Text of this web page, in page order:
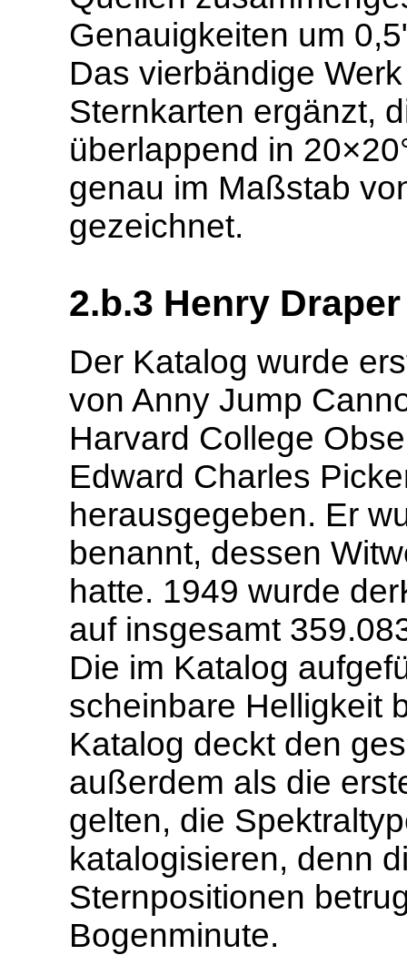
Genauigkeiten um
Das vierbändige
Sternkarten ergänzt,
überlappend in
genau im Maßstab
gezeichnet.
2.b.3 Henry
Der Katalog wurde
von Anny Jump
Harvard College
Edward Charles
herausgegeben. Er
benannt, dessen
hatte. 1949 wurde
auf insgesamt
Die im Katalog
scheinbare Helligkeit
Katalog deckt den
außerdem als die
gelten, die
katalogisieren, denn
Sternpositionen
Bogenminute.